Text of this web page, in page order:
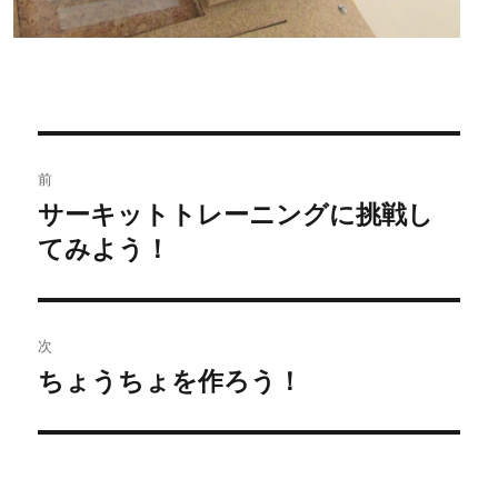
稿
ナ
ビ
ゲ
ー
シ
前
過
去
投
稿:
サーキットトレーニングに挑戦し
てみよう！
次
次
投
ちょうちょを作ろう！